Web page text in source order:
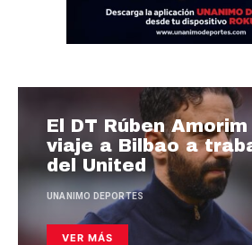
El DT Rúben
viaje a Bilbao a
del United
UNANIMO DEPORTES
VER MÁS